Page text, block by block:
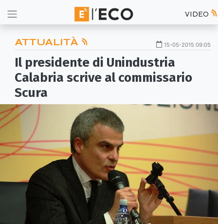
VIDEO
ATTUALITÀ 15-05-2015 09:05
Il presidente di Unindustria
Calabria scrive al commissario
Scura